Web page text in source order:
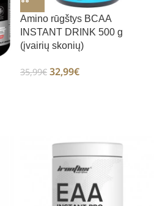
Amino rūgštys BCAA
INSTANT DRINK 500 g
(įvairių skonių)
35,99€ 32,99€